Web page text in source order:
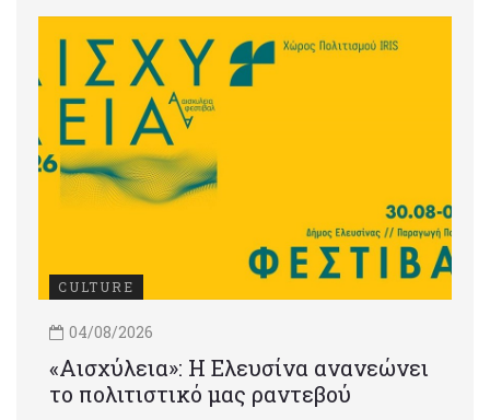
CULTURE
04/08/2026
«Αισχύλεια»: Η Ελευσίνα ανανεώνει
το πολιτιστικό μας ραντεβού